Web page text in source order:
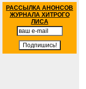
РАССЫЛКА АНОНСОВ
ЖУРНАЛА ХИТРОГО
ЛИСА